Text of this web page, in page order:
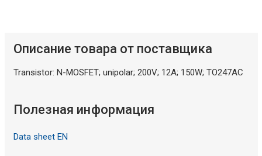
Описание товара от поставщика
Transistor: N-MOSFET; unipolar; 200V; 12A; 150W; TO247AC
Полезная информация
Data sheet EN